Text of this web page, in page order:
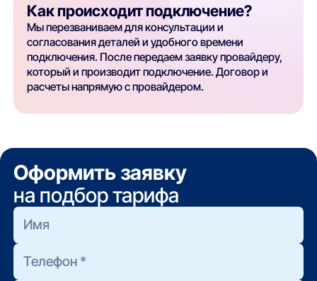
Как происходит подключение?
Мы перезваниваем для консультации и
согласования деталей и удобного времени
подключения. После передаем заявку провайдеру,
который и производит подключение. Договор и
расчеты напрямую с провайдером.
Оформить заявку
на подбор тарифа